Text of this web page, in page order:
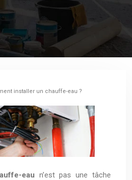
installer un chauffe-eau ?
eau n’est pas une tâche